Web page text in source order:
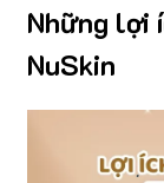
Những lợi
NuSkin